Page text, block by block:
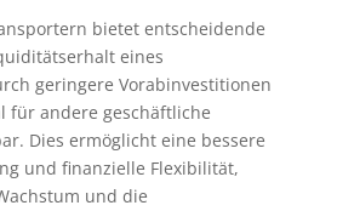
bietet entscheidende
eines
geringere Vorabinvestitionen
für andere geschäftliche
Dies ermöglicht eine bessere
und finanzielle Flexibilität,
und die